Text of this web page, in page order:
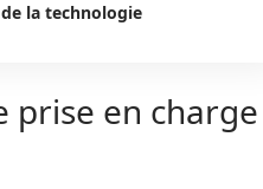
la technologie
prise en charge